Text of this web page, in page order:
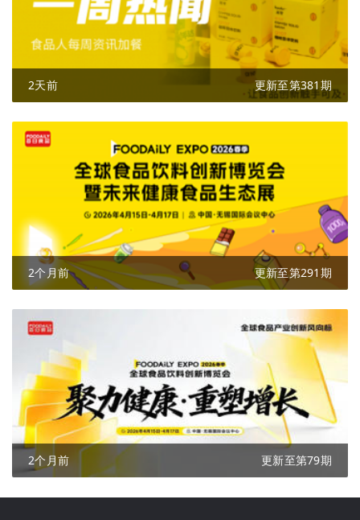
2天前 更新至第381期
2个月前 更新至第291期
2个月前 更新至第79期